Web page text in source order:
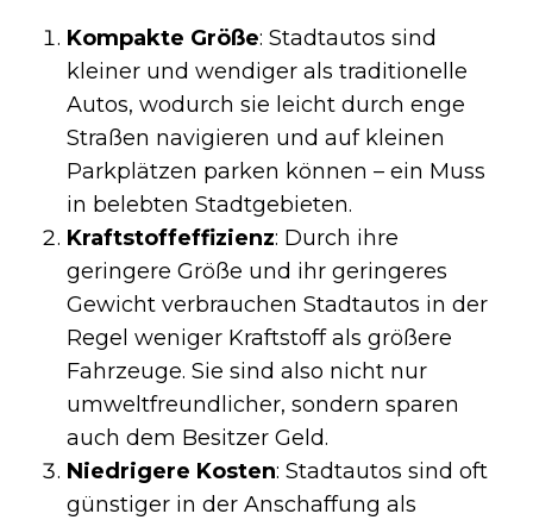
Kompakte Größe: Stadtautos sind
kleiner und wendiger als traditionelle
Autos, wodurch sie leicht durch enge
Straßen navigieren und auf kleinen
Parkplätzen parken können – ein Muss
in belebten Stadtgebieten.
Kraftstoffeffizienz: Durch ihre
geringere Größe und ihr geringeres
Gewicht verbrauchen Stadtautos in der
Regel weniger Kraftstoff als größere
Fahrzeuge. Sie sind also nicht nur
umweltfreundlicher, sondern sparen
auch dem Besitzer Geld.
Niedrigere Kosten: Stadtautos sind oft
günstiger in der Anschaffung als